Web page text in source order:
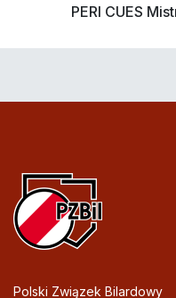
PERI CUES
Polski Związek Bilardowy